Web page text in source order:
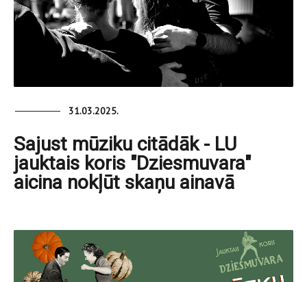
31.03.2025.
Sajust mūziku citādāk - LU
jauktais koris "Dziesmuvara"
aicina nokļūt skaņu ainavā